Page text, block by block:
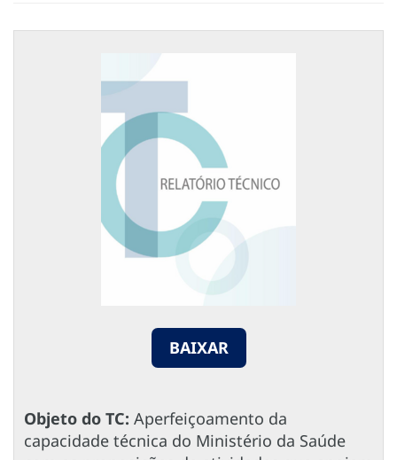
BAIXAR
Objeto do TC: Aperfeiçoamento da
capacidade técnica do Ministério da Saúde